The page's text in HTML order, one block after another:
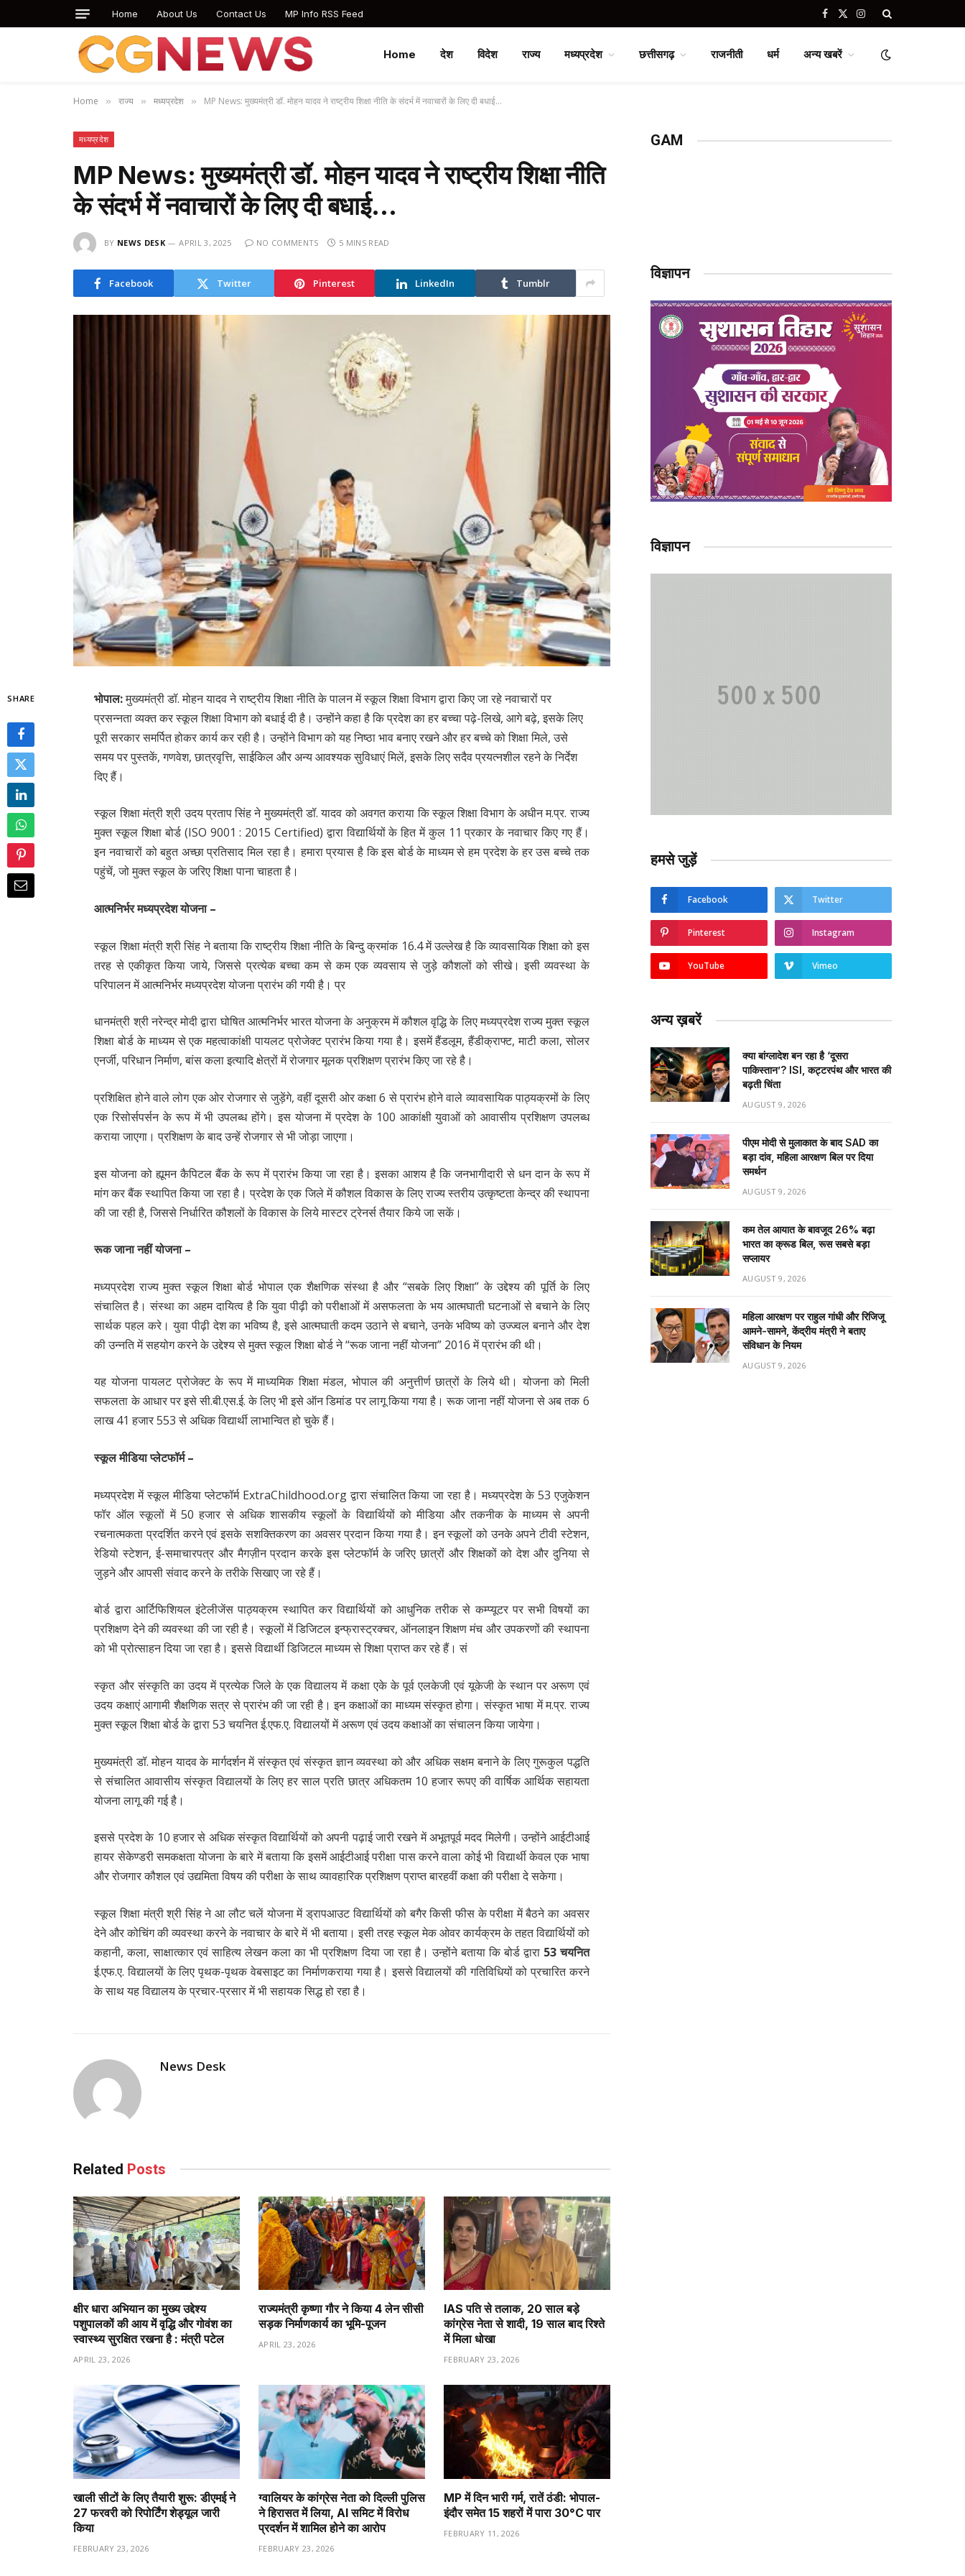
Home About Us Contact Us MP Info RSS Feed Facebook
X
Instagram
Home देश विदेश राज्य मध्यप्रदेश छत्तीसगढ़ राजनीती धर्म अन्य खबरें
Home » राज्य » मध्यप्रदेश » MP News: मुख्यमंत्री डॉ. मोहन यादव ने राष्ट्रीय शिक्षा नीति के संदर्भ में नवाचारों के लिए दी बधाई…
मध्यप्रदेश
MP News: मुख्यमंत्री डॉ. मोहन यादव ने राष्ट्रीय शिक्षा नीति
के संदर्भ में नवाचारों के लिए दी बधाई…
BY NEWS DESK APRIL 3, 2025 NO COMMENTS 5 MINS READ
Facebook Twitter Pinterest LinkedIn Tumblr
SHARE भोपाल:मुख्यमंत्री डॉ. मोहन यादव ने राष्ट्रीय शिक्षा नीति के पालन में स्कूल शिक्षा विभाग द्वारा किए जा रहे नवाचारों पर
प्रसन्नता व्यक्त कर स्कूल शिक्षा विभाग को बधाई दी है। उन्होंने कहा है कि प्रदेश का हर बच्चा पढ़े-लिखे, आगे बढ़े, इसके लिए
पूरी सरकार समर्पित होकर कार्य कर रही है। उन्होंने विभाग को यह निष्ठा भाव बनाए रखने और हर बच्चे को शिक्षा मिले, उसे
समय पर पुस्तकें, गणवेश, छात्रवृत्ति, साईकिल और अन्य आवश्यक सुविधाएं मिलें, इसके लिए सदैव प्रयत्नशील रहने के निर्देश
दिए हैं।
स्कूल शिक्षा मंत्री श्री उदय प्रताप सिंह ने मुख्यमंत्री डॉ. यादव को अवगत कराया कि स्कूल शिक्षा विभाग के अधीन म.प्र. राज्य
मुक्त स्कूल शिक्षा बोर्ड (ISO 9001 : 2015 Certified) द्वारा विद्यार्थियों के हित में कुल 11 प्रकार के नवाचार किए गए हैं।
इन नवाचारों को बहुत अच्छा प्रतिसाद मिल रहा है। हमारा प्रयास है कि इस बोर्ड के माध्यम से हम प्रदेश के हर उस बच्चे तक
पहुंचें, जो मुक्त स्कूल के जरिए शिक्षा पाना चाहता है।
आत्मनिर्भर मध्यप्रदेश योजना –
स्कूल शिक्षा मंत्री श्री सिंह ने बताया कि राष्ट्रीय शिक्षा नीति के बिन्दु क्रमांक 16.4 में उल्लेख है कि व्यावसायिक शिक्षा को इस
तरह से एकीकृत किया जाये, जिससे प्रत्येक बच्चा कम से कम एक व्यवसाय से जुड़े कौशलों को सीखे। इसी व्यवस्था के
परिपालन में आत्मनिर्भर मध्यप्रदेश योजना प्रारंभ की गयी है। प्र
धानमंत्री श्री नरेन्द्र मोदी द्वारा घोषित आत्मनिर्भर भारत योजना के अनुक्रम में कौशल वृद्धि के लिए मध्यप्रदेश राज्य मुक्त स्कूल
शिक्षा बोर्ड के माध्यम से एक महत्वाकांक्षी पायलट प्रोजेक्ट प्रारंभ किया गया है। इसमें हैंडलूम, हैंडीक्राफ्ट, माटी कला, सोलर
एनर्जी, परिधान निर्माण, बांस कला इत्यादि क्षेत्रों में रोजगार मूलक प्रशिक्षण प्रारंभ किए जा रहे है।
प्रशिक्षित होने वाले लोग एक ओर रोजगार से जुड़ेंगे, वहीं दूसरी ओर कक्षा 6 से प्रारंभ होने वाले व्यावसायिक पाठ्यक्रमों के लिए
एक रिसोर्सपर्सन के रूप में भी उपलब्ध होंगे। इस योजना में प्रदेश के 100 आकांक्षी युवाओं को आवासीय प्रशिक्षण उपलब्ध
कराया जाएगा। प्रशिक्षण के बाद उन्हें रोजगार से भी जोड़ा जाएगा।
इस योजना को ह्यूमन कैपिटल बैंक के रूप में प्रारंभ किया जा रहा है। इसका आशय है कि जनभागीदारी से धन दान के रूप में
मांग कर बैंक स्थापित किया जा रहा है। प्रदेश के एक जिले में कौशल विकास के लिए राज्य स्तरीय उत्कृष्टता केन्द्र की स्थापना
की जा रही है, जिससे निर्धारित कौशलों के विकास के लिये मास्टर ट्रेनर्स तैयार किये जा सकें।
रूक जाना नहीं योजना –
मध्यप्रदेश राज्य मुक्त स्कूल शिक्षा बोर्ड भोपाल एक शैक्षणिक संस्था है और “सबके लिए शिक्षा” के उद्देश्य की पूर्ति के लिए
संचालित है। संस्था का अहम दायित्व है कि युवा पीढ़ी को परीक्षाओं में असफलता के भय आत्मघाती घटनाओं से बचाने के लिए
सार्थक पहल करे। युवा पीढ़ी देश का भविष्य है, इसे आत्मघाती कदम उठाने से बचाने, उनके भविष्य को उज्ज्वल बनाने और देश
की उन्नति में सहयोग करने के उद्देश्य से मुक्त स्कूल शिक्षा बोर्ड ने “रूक जाना नहीं योजना” 2016 में प्रारंभ की थी।
यह योजना पायलट प्रोजेक्ट के रूप में माध्यमिक शिक्षा मंडल, भोपाल की अनुत्तीर्ण छात्रों के लिये थी। योजना को मिली
सफलता के आधार पर इसे सी.बी.एस.ई. के लिए भी इसे ऑन डिमांड पर लागू किया गया है। रूक जाना नहीं योजना से अब तक 6
लाख 41 हजार 553 से अधिक विद्यार्थी लाभान्वित हो चुके हैं।
स्कूल मीडिया प्लेटफॉर्म –
मध्यप्रदेश में स्कूल मीडिया प्लेटफॉर्म ExtraChildhood.org द्वारा संचालित किया जा रहा है। मध्यप्रदेश के 53 एजुकेशन
फॉर ऑल स्कूलों में 50 हजार से अधिक शासकीय स्कूलों के विद्यार्थियों को मीडिया और तकनीक के माध्यम से अपनी
रचनात्मकता प्रदर्शित करने एवं इसके सशक्तिकरण का अवसर प्रदान किया गया है। इन स्कूलों को उनके अपने टीवी स्टेशन,
रेडियो स्टेशन, ई-समाचारपत्र और मैगज़ीन प्रदान करके इस प्लेटफॉर्म के जरिए छात्रों और शिक्षकों को देश और दुनिया से
जुड़ने और आपसी संवाद करने के तरीके सिखाए जा रहे हैं।
बोर्ड द्वारा आर्टिफिशियल इंटेलीजेंस पाठ्यक्रम स्थापित कर विद्यार्थियों को आधुनिक तरीक से कम्प्यूटर पर सभी विषयों का
प्रशिक्षण देने की व्यवस्था की जा रही है। स्कूलों में डिजिटल इन्फ्रास्ट्रक्चर, ऑनलाइन शिक्षण मंच और उपकरणों की स्थापना
को भी प्रोत्साहन दिया जा रहा है। इससे विद्यार्थी डिजिटल माध्यम से शिक्षा प्राप्त कर रहे हैं। सं
स्कृत और संस्कृति का उदय में प्रत्येक जिले के एक विद्यालय में कक्षा एके के पूर्व एलकेजी एवं यूकेजी के स्थान पर अरूण एवं
उदय कक्षाएं आगामी शैक्षणिक सत्र से प्रारंभ की जा रही है। इन कक्षाओं का माध्यम संस्कृत होगा। संस्कृत भाषा में म.प्र. राज्य
मुक्त स्कूल शिक्षा बोर्ड के द्वारा 53 चयनित ई.एफ.ए. विद्यालयों में अरूण एवं उदय कक्षाओं का संचालन किया जायेगा।
मुख्यमंत्री डॉ. मोहन यादव के मार्गदर्शन में संस्कृत एवं संस्कृत ज्ञान व्यवस्था को और अधिक सक्षम बनाने के लिए गुरूकुल पद्धति
से संचालित आवासीय संस्कृत विद्यालयों के लिए हर साल प्रति छात्र अधिकतम 10 हजार रूपए की वार्षिक आर्थिक सहायता
योजना लागू की गई है।
इससे प्रदेश के 10 हजार से अधिक संस्कृत विद्यार्थियों को अपनी पढ़ाई जारी रखने में अभूतपूर्व मदद मिलेगी। उन्होंने आईटीआई
हायर सेकेण्डरी समकक्षता योजना के बारे में बताया कि इसमें आईटीआई परीक्षा पास करने वाला कोई भी विद्यार्थी केवल एक भाषा
और रोजगार कौशल एवं उद्यमिता विषय की परीक्षा के साथ व्यावहारिक प्रशिक्षण प्राप्त बारहवीं कक्षा की परीक्षा दे सकेगा।
स्कूल शिक्षा मंत्री श्री सिंह ने आ लौट चलें योजना में ड्रापआउट विद्यार्थियों को बगैर किसी फीस के परीक्षा में बैठने का अवसर
देने और कोचिंग की व्यवस्था करने के नवाचार के बारे में भी बताया। इसी तरह स्कूल मेक ओवर कार्यक्रम के तहत विद्यार्थियों को
कहानी, कला, साक्षात्कार एवं साहित्य लेखन कला का भी प्रशिक्षण दिया जा रहा है। उन्होंने बताया कि बोर्ड द्वारा 53 चयनित
ई.एफ.ए. विद्यालयों के लिए पृथक-पृथक वेबसाइट का निर्माणकराया गया है। इससे विद्यालयों की गतिविधियों को प्रचारित करने
के साथ यह विद्यालय के प्रचार-प्रसार में भी सहायक सिद्ध हो रहा है।
News Desk
Related Posts
क्षीर धारा अभियान का मुख्य उद्देश्य
पशुपालकों की आय में वृद्धि और गोवंश का
स्वास्थ्य सुरक्षित रखना है : मंत्री पटेल
APRIL 23, 2026
राज्यमंत्री कृष्णा गौर ने किया 4 लेन सीसी
सड़क निर्माणकार्य का भूमि-पूजन
APRIL 23, 2026
IAS पति से तलाक, 20 साल बड़े
कांग्रेस नेता से शादी, 19 साल बाद रिश्ते
में मिला धोखा
FEBRUARY 23, 2026
खाली सीटों के लिए तैयारी शुरू: डीएमई ने
27 फरवरी को रिपोर्टिंग शेड्यूल जारी
किया
FEBRUARY 23, 2026
ग्वालियर के कांग्रेस नेता को दिल्ली पुलिस
ने हिरासत में लिया, AI समिट में विरोध
प्रदर्शन में शामिल होने का आरोप
FEBRUARY 23, 2026
MP में दिन भारी गर्म, रातें ठंडी: भोपाल-
इंदौर समेत 15 शहरों में पारा 30°C पार
FEBRUARY 11, 2026
GAM
विज्ञापन
विज्ञापन
हमसे जुड़ें
Facebook Twitter
Pinterest Instagram
YouTube Vimeo
अन्य ख़बरें
क्या बांग्लादेश बन रहा है ‘दूसरा
पाकिस्तान’? ISI, कट्टरपंथ और भारत की
बढ़ती चिंता
AUGUST 9, 2026
पीएम मोदी से मुलाकात के बाद SAD का
बड़ा दांव, महिला आरक्षण बिल पर दिया
समर्थन
AUGUST 9, 2026
कम तेल आयात के बावजूद 26% बढ़ा
भारत का क्रूड बिल, रूस सबसे बड़ा
सप्लायर
AUGUST 9, 2026
महिला आरक्षण पर राहुल गांधी और रिजिजू
आमने-सामने, केंद्रीय मंत्री ने बताए
संविधान के नियम
AUGUST 9, 2026